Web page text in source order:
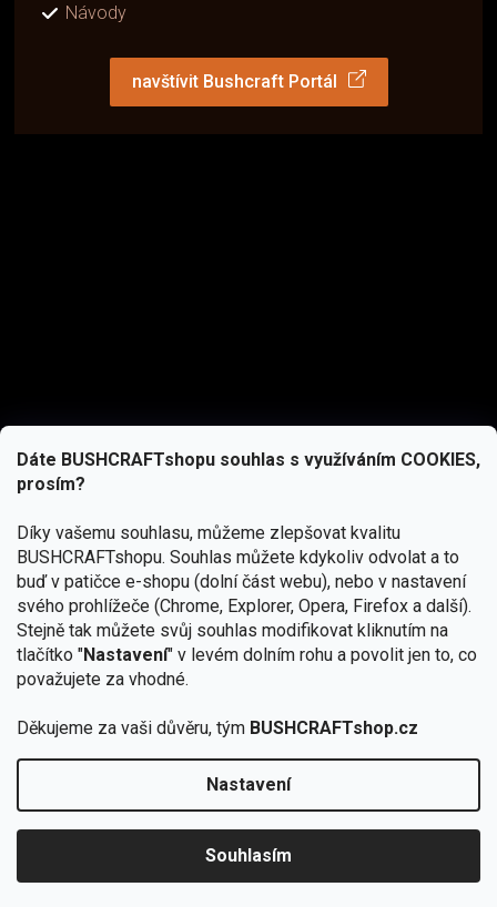
Dáte BUSHCRAFTshopu souhlas s využíváním COOKIES,
prosím?
Díky vašemu souhlasu, můžeme zlepšovat kvalitu
BUSHCRAFTshopu. Souhlas můžete kdykoliv odvolat a to
buď v patičce e-shopu (dolní část webu), nebo v nastavení
svého prohlížeče (Chrome, Explorer, Opera, Firefox a další).
Stejně tak můžete svůj souhlas modifikovat kliknutím na
tlačítko "Nastavení" v levém dolním rohu a povolit jen to, co
považujete za vhodné.
Děkujeme za vaši důvěru, tým BUSHCRAFTshop.cz
Nastavení
Souhlasím
zapojte se do slosování o kurz s
Návody
navštívit Bushcraft Portál
podmínkami ochrany osobních údajů
Copyright 2026BUSHCRAFTshop.cz. Všechna práva
vyhrazena.Upravit nastavení cookies